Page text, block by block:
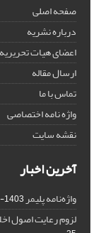
صفحه اصلی
درباره نشریه
اعضای هیات تحریریه
ارسال مقاله
تماس با ما
واژه نامه اختصاصی
نقشه سایت
آخرین اخبار
واژه‌نامه پلیمر1403-04-13
لزوم رعایت اصول